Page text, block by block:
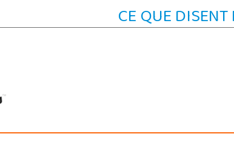
CE QUE